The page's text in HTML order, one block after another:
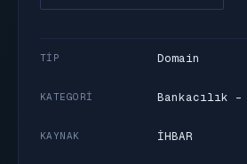
TIP Domain
KATEGORI Bankacılık -
KAYNAK İHBAR